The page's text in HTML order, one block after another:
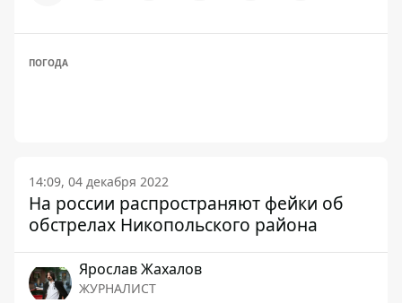
ПОГОДА
14:09, 04 декабря 2022
На россии распространяют фейки об
обстрелах Никопольского района
Ярослав Жахалов
ЖУРНАЛИСТ